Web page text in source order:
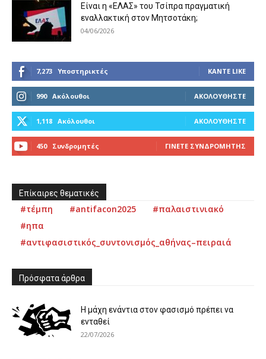
Είναι η «ΕΛΑΣ» του Τσίπρα πραγματική
εναλλακτική στον Μητσοτάκη;
04/06/2026
7,273 Υποστηρικτές ΚΆΝΤΕ LIKE
990 Ακόλουθοι ΑΚΟΛΟΥΘΉΣΤΕ
1,118 Ακόλουθοι ΑΚΟΛΟΥΘΉΣΤΕ
450 Συνδρομητές ΓΊΝΕΤΕ ΣΥΝΔΡΟΜΗΤΉΣ
Επίκαιρες θεματικές
#τέμπη #antifacon2025
#παλαιστινιακό
#ηπα
#αντιφασιστικός_συντονισμός_αθήνας–πειραιά
Πρόσφατα άρθρα
Η μάχη ενάντια στον φασισμό πρέπει να
ενταθεί
22/07/2026